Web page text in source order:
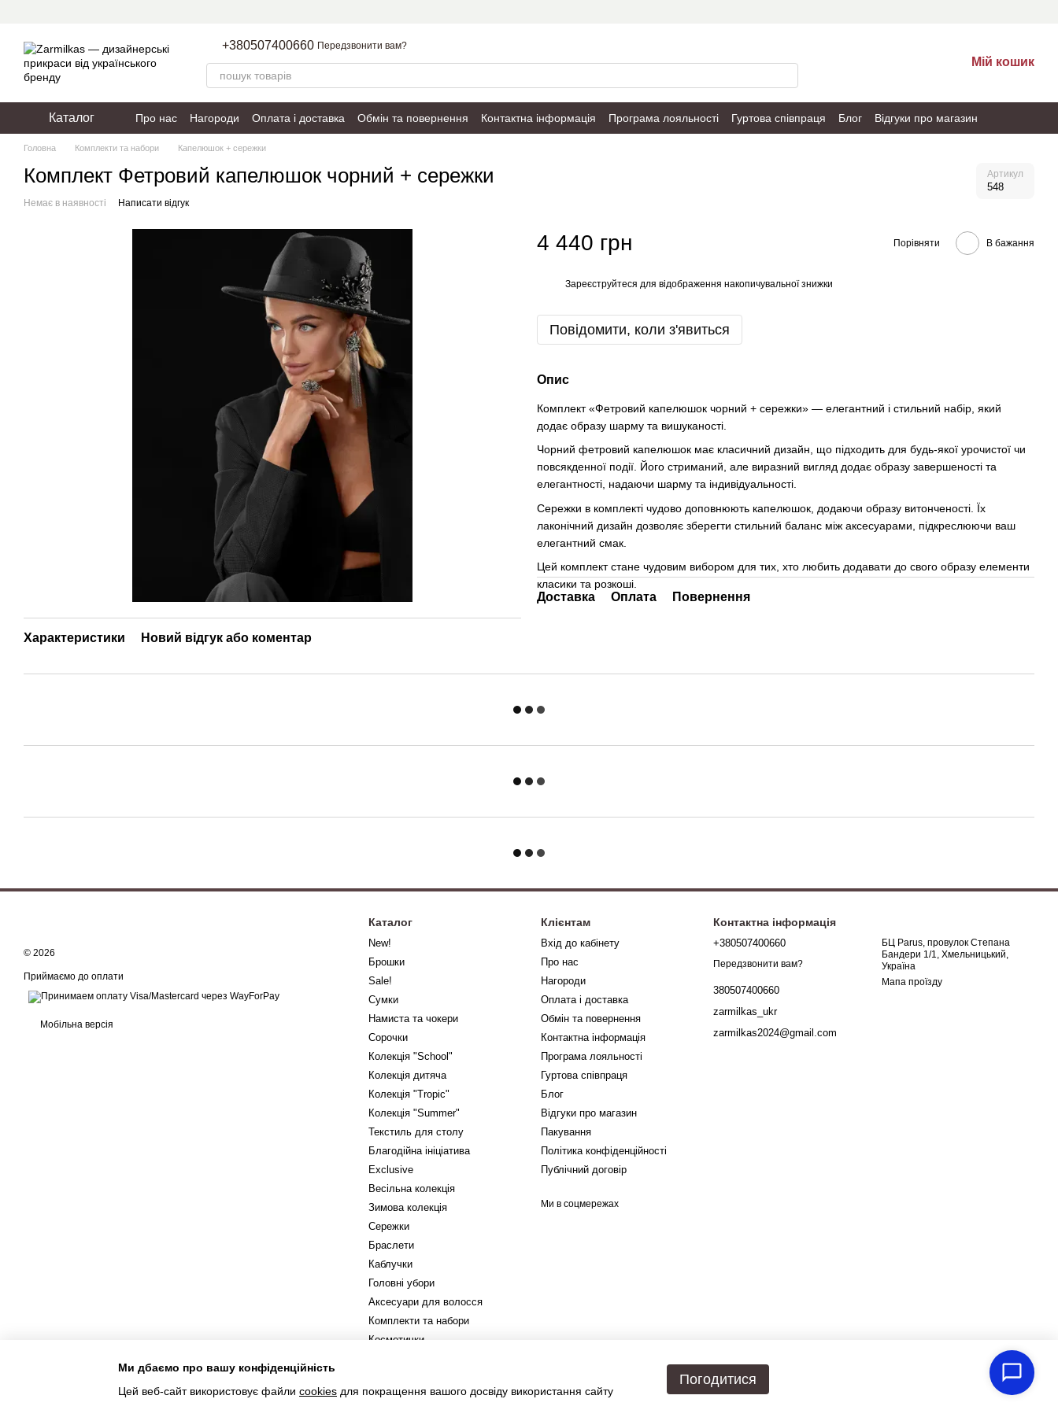
+380507400660 Передзвонити вам?
Мій кошик
Каталог Про нас Нагороди Оплата і доставка Обмін та повернення Контактна інформація Програма лояльності Гуртова співпраця Блог
Відгуки про магазин
Пакування
Політика конфіденційності Публічний договір
Головна Комплекти та набори Капелюшок + сережки
Комплект Фетровий капелюшок чорний + сережки Артикул
548
Немає в наявності Написати відгук
Характеристики Новий відгук або коментар
4 440 грн Порівняти В бажання
Зареєструйтеся для відображення накопичувальної знижки
Повідомити, коли з'явиться
Опис
Комплект «Фетровий капелюшок чорний + сережки» — елегантний і стильний набір, який
додає образу шарму та вишуканості.
Чорний фетровий капелюшок має класичний дизайн, що підходить для будь-якої урочистої чи
повсякденної події. Його стриманий, але виразний вигляд додає образу завершеності та
елегантності, надаючи шарму та індивідуальності.
Сережки в комплекті чудово доповнюють капелюшок, додаючи образу витонченості. Їх
лаконічний дизайн дозволяє зберегти стильний баланс між аксесуарами, підкреслюючи ваш
елегантний смак.
Цей комплект стане чудовим вибором для тих, хто любить додавати до свого образу елементи
класики та розкоші.
Доставка Оплата Повернення
© 2026
Приймаємо до оплати
Мобільна версія
Інтернет-магазин створений з Хорошоп
Каталог
New!
Брошки
Sale!
Сумки
Намиста та чокери
Сорочки
Колекція "School"
Колекція дитяча
Колекція "Tropic"
Колекція "Summer"
Текстиль для столу
Благодійна ініціатива
Exclusive
Весільна колекція
Зимова колекція
Сережки
Браслети
Каблучки
Головні убори
Аксесуари для волосся
Комплекти та набори
Косметички
Клієнтам
Вхід до кабінету
Про нас
Нагороди
Оплата і доставка
Обмін та повернення
Контактна інформація
Програма лояльності
Гуртова співпраця
Блог
Відгуки про магазин
Пакування
Політика конфіденційності
Публічний договір
Ми в соцмережах
Контактна інформація
+380507400660
Передзвонити вам?
380507400660
zarmilkas_ukr
zarmilkas2024@gmail.com
БЦ Parus, провулок Степана
Бандери 1/1, Хмельницький,
Україна
Мапа проїзду
Ми дбаємо про вашу конфіденційність
Цей веб-сайт використовує файли cookies для покращення вашого досвіду використання сайту
Погодитися